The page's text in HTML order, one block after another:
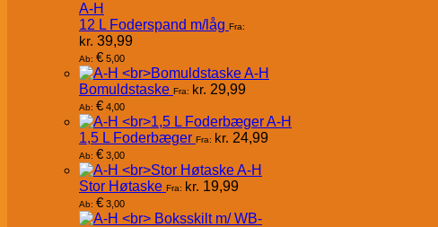
A-H
12 L Foderspand m/låg Fra:
kr. 39,99
Ab: € 5,00
A-H
Bomuldstaske Fra: kr. 29,99
Ab: € 4,00
A-H
1,5 L Foderbæger Fra: kr. 24,99
Ab: € 3,00
A-H
Stor Høtaske Fra: kr. 19,99
Ab: € 3,00